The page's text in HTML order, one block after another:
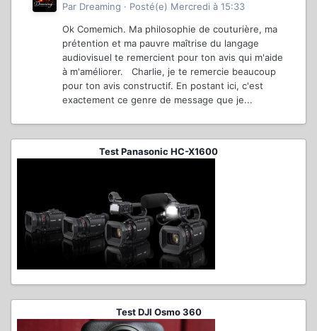
Par Dreaming · Posté(e) Mercredi à 15:33
Ok Comemich. Ma philosophie de couturière, ma
prétention et ma pauvre maîtrise du langage
audiovisuel te remercient pour ton avis qui m'aide
à m'améliorer. Charlie, je te remercie beaucoup
pour ton avis constructif. En postant ici, c'est
exactement ce genre de message que je...
Test Panasonic HC-X1600
Test DJI Osmo 360